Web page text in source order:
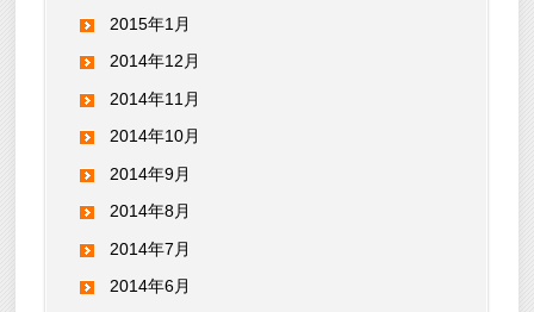
2015年1月
2014年12月
2014年11月
2014年10月
2014年9月
2014年8月
2014年7月
2014年6月